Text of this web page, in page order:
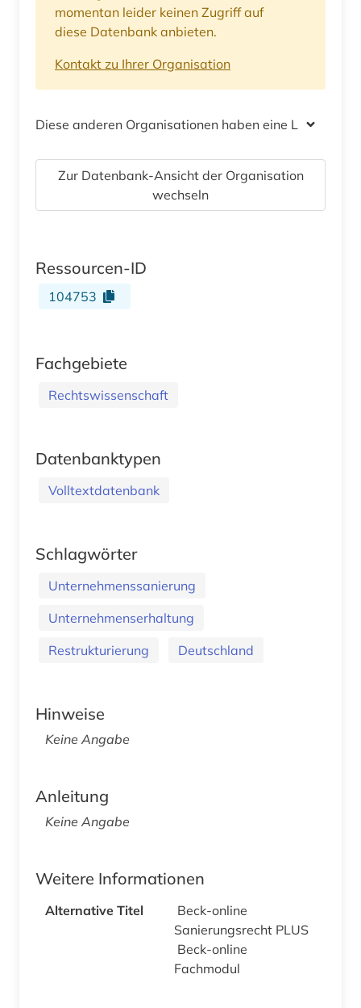
momentan leider keinen Zugriff auf
diese Datenbank anbieten.
Kontakt zu Ihrer Organisation
Diese anderen Organisationen haben eine Lizenz
Zur Datenbank-Ansicht der Organisation
wechseln
Ressourcen-ID
104753
Fachgebiete
Rechtswissenschaft
Datenbanktypen
Volltextdatenbank
Schlagwörter
Unternehmenssanierung
Unternehmenserhaltung
Restrukturierung
Deutschland
Hinweise
Keine Angabe
Anleitung
Keine Angabe
Weitere Informationen
Alternative Titel
Beck-online
Sanierungsrecht PLUS
Beck-online
Fachmodul